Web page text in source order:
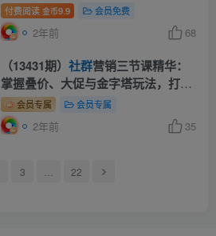
付费阅读 金币9.9 会员免费
2年前 68
（13431期） 社群营销三节课精华：
掌握叠价、大促与金字塔玩法，打造
高效营销体系
会员专属 会员专属
2年前 35
3 22